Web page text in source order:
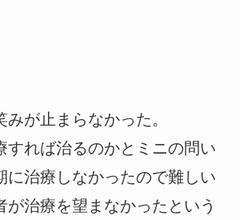
みが止まらなかった。
すれば治るのかとミニの問い
に治療しなかったので難しい
が治療を望まなかったという